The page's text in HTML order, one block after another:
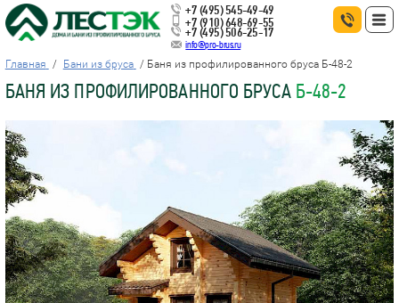
+7 (495) 545-49-49
+7 (910) 648-69-55
+7 (495) 506-25-17
info@pro-brus.ru
Главная Бани из бруса Баня из профилированного бруса Б-48-2
БАНЯ ИЗ ПРОФИЛИРОВАННОГО БРУСА Б-48-2